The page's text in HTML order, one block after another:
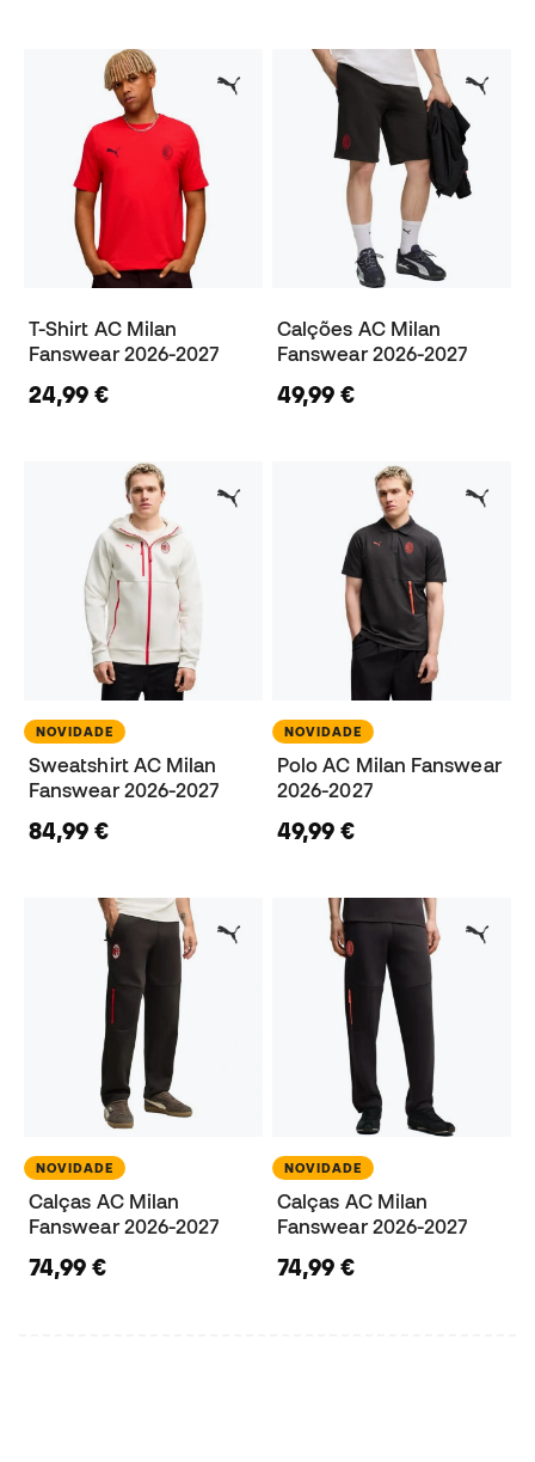
T-Shirt AC Milan
Fanswear 2026-2027
24,99 €
Calções AC Milan
Fanswear 2026-2027
49,99 €
NOVIDADE
Sweatshirt AC Milan
Fanswear 2026-2027
84,99 €
NOVIDADE
Polo AC Milan Fanswear
2026-2027
49,99 €
NOVIDADE
Calças AC Milan
Fanswear 2026-2027
74,99 €
NOVIDADE
Calças AC Milan
Fanswear 2026-2027
74,99 €